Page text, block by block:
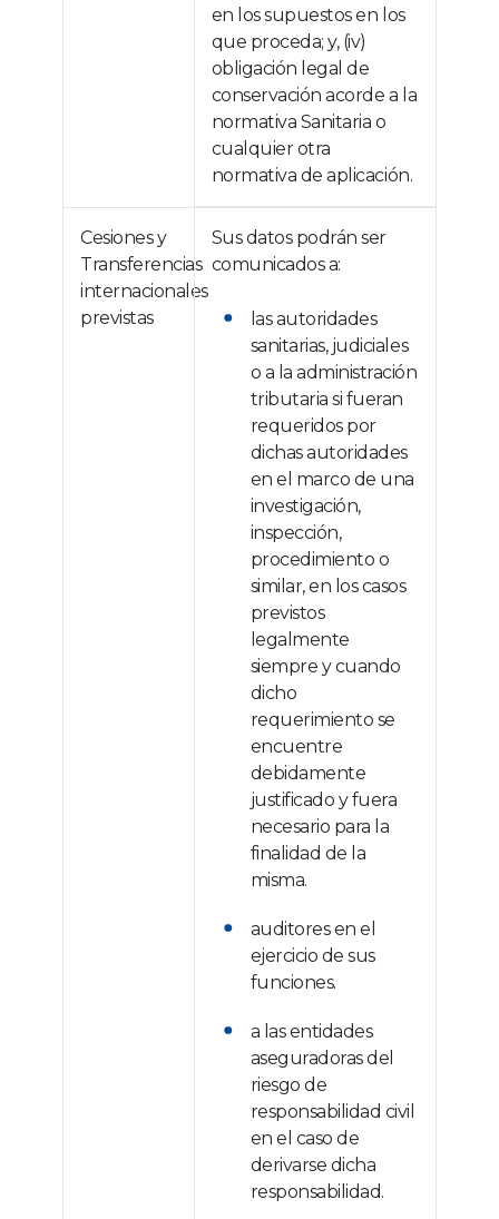
en los supuestos en los
que proceda; y, (iv)
obligación legal de
conservación acorde a la
normativa Sanitaria o
cualquier otra
normativa de aplicación.
Cesiones y
Transferencias
internacionales
previstas
Sus datos podrán ser
comunicados a:
las autoridades
sanitarias, judiciales
o a la administración
tributaria si fueran
requeridos por
dichas autoridades
en el marco de una
investigación,
inspección,
procedimiento o
similar, en los casos
previstos
legalmente
siempre y cuando
dicho
requerimiento se
encuentre
debidamente
justificado y fuera
necesario para la
finalidad de la
misma.
auditores en el
ejercicio de sus
funciones.
a las entidades
aseguradoras del
riesgo de
responsabilidad civil
en el caso de
derivarse dicha
responsabilidad.